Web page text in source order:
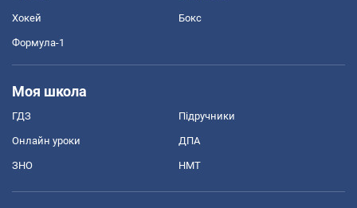
Хокей Бокс
Формула-1
Моя школа
ГДЗ Підручники
Онлайн уроки ДПА
ЗНО НМТ